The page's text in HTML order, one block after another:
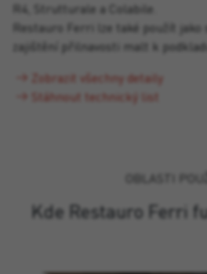
R4, Strutturale a Colabile.
Restauro Ferri lze také použít
zajištění přilnavosti malt k
Zobrazit všechny detaily
Stáhnout technický list
OBLASTI
Kde Restauro Ferri